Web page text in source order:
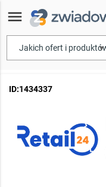
menu
▾
ID:1434337